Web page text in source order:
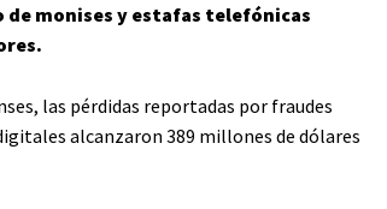
de monises y estafas telefónicas
las pérdidas reportadas por fraudes
alcanzaron 389 millones de dólares